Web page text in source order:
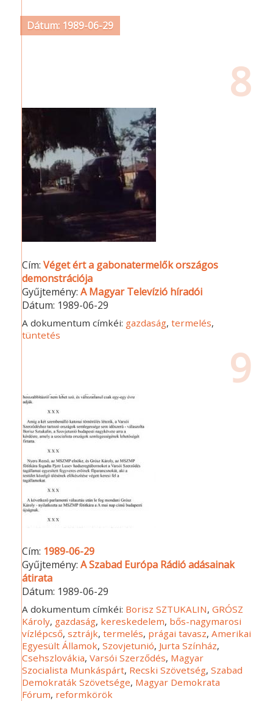
Dátum: 1989-06-29
8
Cím:Véget ért a gabonatermelők országos
demonstrációja
Gyűjtemény:A Magyar Televízió híradói
Dátum: 1989-06-29
A dokumentum címkéi: gazdaság,termelés,
tüntetés
9
Cím: 1989-06-29
Gyűjtemény:A Szabad Európa Rádió adásainak
átirata
Dátum: 1989-06-29
A dokumentum címkéi: Borisz SZTUKALIN,GRÓSZ
Károly, gazdaság, kereskedelem, bős-nagymarosi
vízlépcső,sztrájk,termelés, prágai tavasz,Amerikai
Egyesült Államok,Szovjetunió, Jurta Színház,
Csehszlovákia,Varsói Szerződés, Magyar
Szocialista Munkáspárt, Recski Szövetség,Szabad
Demokraták Szövetsége, Magyar Demokrata
Fórum, reformkörök